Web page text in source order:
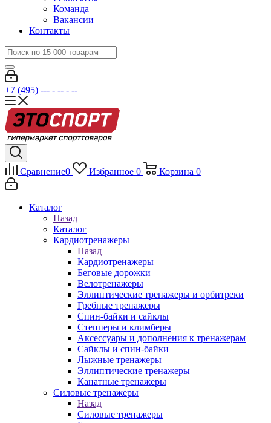
Команда
Вакансии
Контакты
+7 (495) --- - -- - --
Сравнение0 Избранное 0 Корзина 0
Каталог
Назад
Каталог
Кардиотренажеры
Назад
Кардиотренажеры
Беговые дорожки
Велотренажеры
Эллиптические тренажеры и орбитреки
Гребные тренажеры
Спин-байки и сайклы
Степперы и климберы
Аксессуары и дополнения к тренажерам
Сайклы и спин-байки
Лыжные тренажеры
Эллиптические тренажеры
Канатные тренажеры
Силовые тренажеры
Назад
Силовые тренажеры